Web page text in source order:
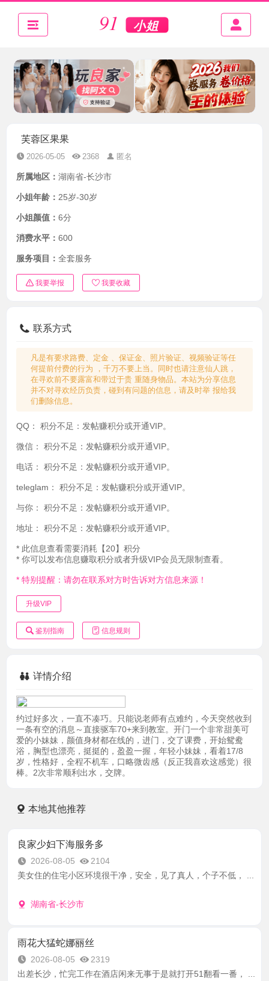
芙蓉区果果
2026-05-05 2368 匿名
所属地区： 湖南省-长沙市
小姐年龄： 25岁-30岁
小姐颜值： 6分
消费水平： 600
服务项目： 全套服务
我要举报 我要收藏
联系方式
凡是有要求路费、定金 、保证金、照片验证、视频验证等任
何提前付费的行为 ，千万不要上当。同时也请注意仙人跳，
在寻欢前不要露富和带过于贵 重随身物品。本站为分享信息
并不对寻欢经历负责，碰到有问题的信息，请及时举 报给我
们删除信息。
QQ： 积分不足：发帖赚积分或开通VIP。
微信： 积分不足：发帖赚积分或开通VIP。
电话： 积分不足：发帖赚积分或开通VIP。
teleglam： 积分不足：发帖赚积分或开通VIP。
与你： 积分不足：发帖赚积分或开通VIP。
地址： 积分不足：发帖赚积分或开通VIP。
* 此信息查看需要消耗【20】积分
* 你可以发布信息赚取积分或者升级VIP会员无限制查看。
* 特别提醒：请勿在联系对方时告诉对方信息来源！
升级VIP
鉴别指南 信息规则
详情介绍
约过好多次，一直不凑巧。只能说老师有点难约，今天突然收到
一条有空的消息～直接驱车70+来到教室。开门一个非常甜美可
爱的小妹妹，颜值身材都在线的，进门，交了课费，开始鸳鸯
浴，胸型也漂亮，挺挺的，盈盈一握，年轻小妹妹，看着17/8
岁，性格好，全程不机车，口略微齿感（反正我喜欢这感觉）很
棒。2次非常顺利出水，交牌。
本地其他推荐
良家少妇下海服务多
2026-08-05
2104
美女住的住宅小区环境很干净，安全，见了真人，个子不低， ...
湖南省-长沙市
雨花大猛蛇娜丽丝
2026-08-05
2319
出差长沙，忙完工作在酒店闲来无事于是就打开51翻看一番， ...